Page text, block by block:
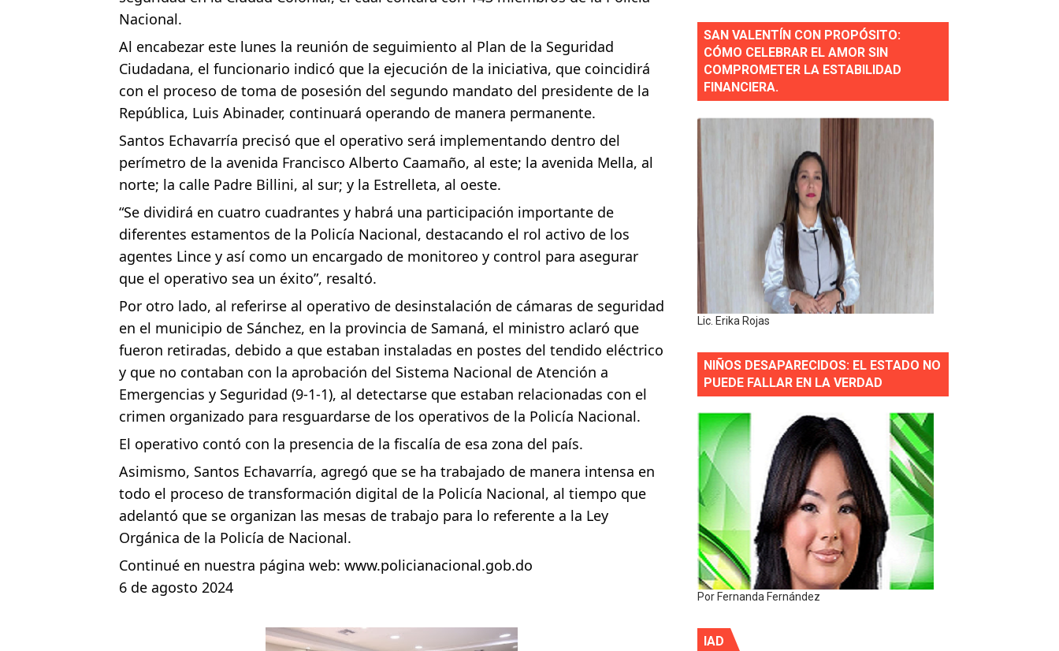
Lee Ballester a los que se forman como agentes “Todo el equipo de la DGM debe acogerse a normas éticas y ser garante de los derechos de
Operativo Interinstitucional “Compromiso Ambiental 2.0”
Nacional.
Al encabezar este lunes la reunión de seguimiento al Plan de la Seguridad
Ciudadana, el funcionario indicó que la ejecución de la iniciativa, que coincidirá
con el proceso de toma de posesión del segundo mandato del presidente de la
República, Luis Abinader, continuará operando de manera permanente.
Santos Echavarría precisó que el operativo será implementando dentro del
perímetro de la avenida Francisco Alberto Caamaño, al este; la avenida Mella, al
norte; la calle Padre Billini, al sur; y la Estrelleta, al oeste.
“Se dividirá en cuatro cuadrantes y habrá una participación importante de
diferentes estamentos de la Policía Nacional, destacando el rol activo de los
agentes Lince y así como un encargado de monitoreo y control para asegurar
que el operativo sea un éxito”, resaltó.
Por otro lado, al referirse al operativo de desinstalación de cámaras de seguridad
en el municipio de Sánchez, en la provincia de Samaná, el ministro aclaró que
fueron retiradas, debido a que estaban instaladas en postes del tendido eléctrico
y que no contaban con la aprobación del Sistema Nacional de Atención a
Emergencias y Seguridad (9-1-1), al detectarse que estaban relacionadas con el
crimen organizado para resguardarse de los operativos de la Policía Nacional.
El operativo contó con la presencia de la fiscalía de esa zona del país.
Asimismo, Santos Echavarría, agregó que se ha trabajado de manera intensa en
todo el proceso de transformación digital de la Policía Nacional, al tiempo que
adelantó que se organizan las mesas de trabajo para lo referente a la Ley
Orgánica de la Policía de Nacional.
Continué en nuestra página web: www.policianacional.gob.do
6 de agosto 2024
SAN VALENTÍN CON PROPÓSITO:
CÓMO CELEBRAR EL AMOR SIN
COMPROMETER LA ESTABILIDAD
FINANCIERA.
Lic. Erika Rojas
NIÑOS DESAPARECIDOS: EL ESTADO NO
PUEDE FALLAR EN LA VERDAD
Por Fernanda Fernández
IAD